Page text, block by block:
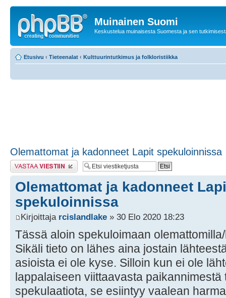
Muinainen Suomi
Keskustelua muinaisesta Suomesta ja sen
Etusivu ‹ Tieteenalat ‹ Kulttuurintutkimus ja folkloristiikka
Olemattomat ja kadonneet Lapit spekuloinnissa
Lähetä vastaus
Olemattomat ja kadonneet
spekuloinnissa
Kirjoittaja rcislandlake » 30 Elo 2020 18:23
Tässä aloin spekuloimaan
Sikäli tieto on lähes aina jostain
asioista ei ole kyse. Silloin kun ei ole
lappalaiseen viittaavasta
spekulaatiota, se esiintyy vaalean